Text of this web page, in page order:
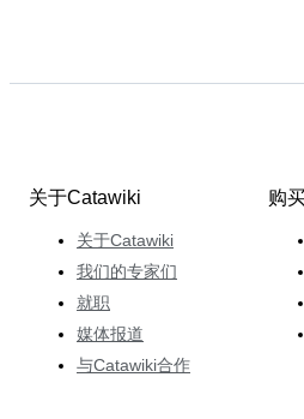
关于Catawiki
关于Catawiki
我们的专家们
就职
媒体报道
与Catawiki合作
购